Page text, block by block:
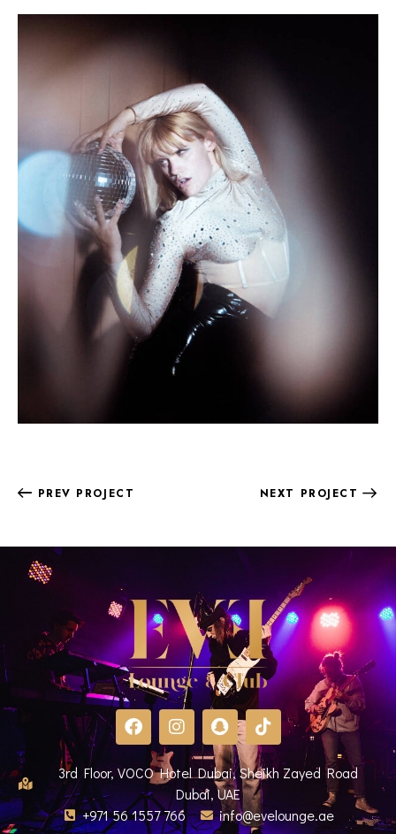
PREV PROJECT NEXT PROJECT
3rd Floor, VOCO Hotel Dubai, Sheikh Zayed Road
Dubai, UAE
+971 56 1557 766
info@evelounge.ae